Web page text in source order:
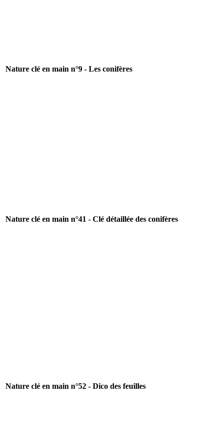
Nature clé en main n°9 - Les conifères
Nature clé en main n°41 - Clé détaillée des conifères
Nature clé en main n°52 - Dico des feuilles